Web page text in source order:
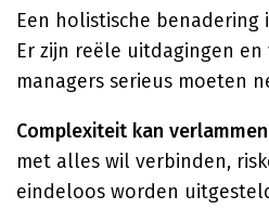
Een holistische benadering
Er zijn reële uitdagingen
managers serieus moeten
Complexiteit kan
met alles wil verbinden,
eindeloos worden